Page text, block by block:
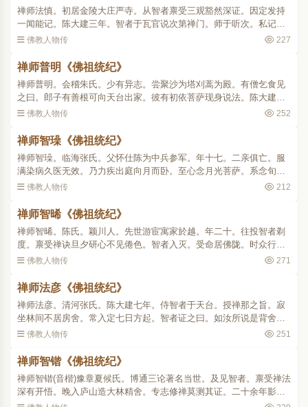
禅师法慎。初居金陵大庄严寺。从智者禀受三观豁然深证。因定发持
一闻能记。陈大建三年。智者于瓦官说次第禅门。师于听次。私记为
三十卷。尚未修治不幸入灭。其后章安治定为十卷即禅波罗蜜渐次止
佛教人物传 227
禅师普明《佛祖统纪》
禅师普明。会稽朱氏。少有异志。尝聚沙为塔刈蒿为殿。有僧乞食见
之曰。郎子有善根可向天台出家。彼有初依菩萨现身说法。陈大建十
四年。来天台值智者讲次。座众初散礼足归依。智者笑曰。宿世愿力
佛教人物传 252
禅师智璪《佛祖统纪》
禅师智璪。临海张氏。父怀仕陈为中兵参军。年十七。二亲俱亡。服
满染病久医无效。乃力疾出庭向月而卧。至心念月光菩萨。系念旬
日。夜中梦人以口就身嘘吸。如此三夕疾遂瘳。因投安静寺出家。闻
佛教人物传 212
禅师智晞《佛祖统纪》
禅师智晞。陈氏。颖川人。先世游宦寓家於越。年二十。往投智者剃
度。禀受禅诀旦夕研心不见倦色。智者入灭。受命居佛陇。时众行三
昧者颇盛。殿堂展辟制度严整。唯香台未架。当香炉峰多柽柏木师欲
佛教人物传 271
禅师法彦《佛祖统纪》
禅师法彦。清河张氏。陈大建七年。侍智者于天台。授禅那之旨。寂
坐林间不居房舍。常入定七日方起。智者证之曰。如汝所说是背舍观
中第二观相。山神数娆试之。恬不为动专修禅法。三十余年常坐不
佛教人物传 251
禅师智锴《佛祖统纪》
禅师智锴(音楷)豫章夏候氏。博通三论著名当世。及见智者。禀受禅法
深有开悟。晚入庐山造大林精舍。专志修禅莫测其证。二十余年影不
入俗。隋文帝召入京。辞疾不赴。豫章郡守请讲法华。力拒之曰。吾